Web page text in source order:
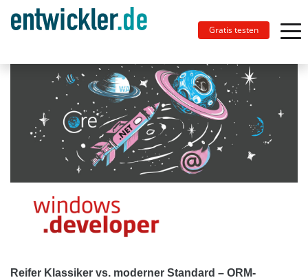
Gratis testen
Reifer Klassiker vs. moderner Standard – ORM-